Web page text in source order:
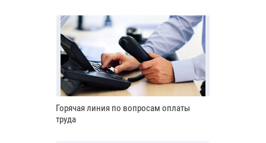
Горячая линия по вопросам оплаты
труда